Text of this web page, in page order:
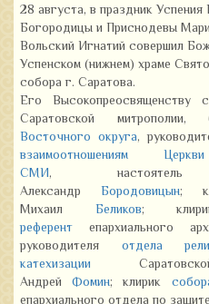
28 августа, в праздник
Богородицы и Приснодевы
Вольский Игнатий совершил
Успенском (нижнем) храме
собора г. Саратова.
Его
Саратовской митрополии,
Восточного округа,
взаимоотношениям
СМИ,
Александр Бородовицын;
Михаил Беликов;
референт епархиального
руководителя отдела
катехизации
АндрейФомин; клирик